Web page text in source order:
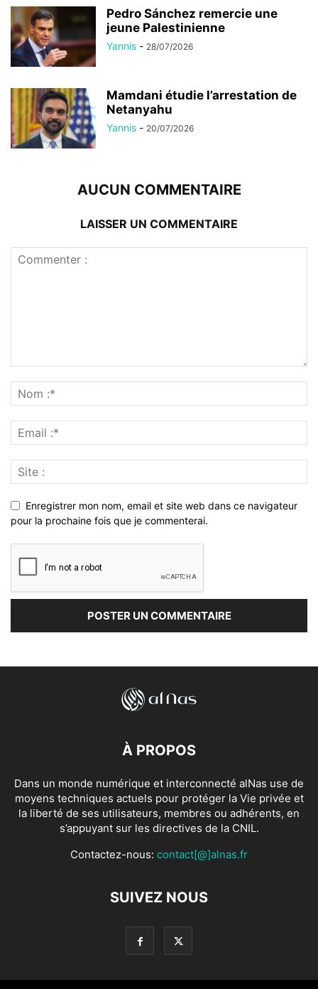
Pedro Sánchez remercie une
jeune Palestinienne
Yannis - 28/07/2026
Mamdani étudie l’arrestation de
Netanyahu
Yannis - 20/07/2026
AUCUN COMMENTAIRE
LAISSER UN COMMENTAIRE
Enregistrer mon nom, email et site web dans ce navigateur
pour la prochaine fois que je commenterai.
À PROPOS
Dans un monde numérique et interconnecté alNas use de
moyens techniques actuels pour protéger la Vie privée et
la liberté de ses utilisateurs, membres ou adhérents, en
s’appuyant sur les directives de la CNIL.
Contactez-nous: contact[@]alnas.fr
SUIVEZ NOUS